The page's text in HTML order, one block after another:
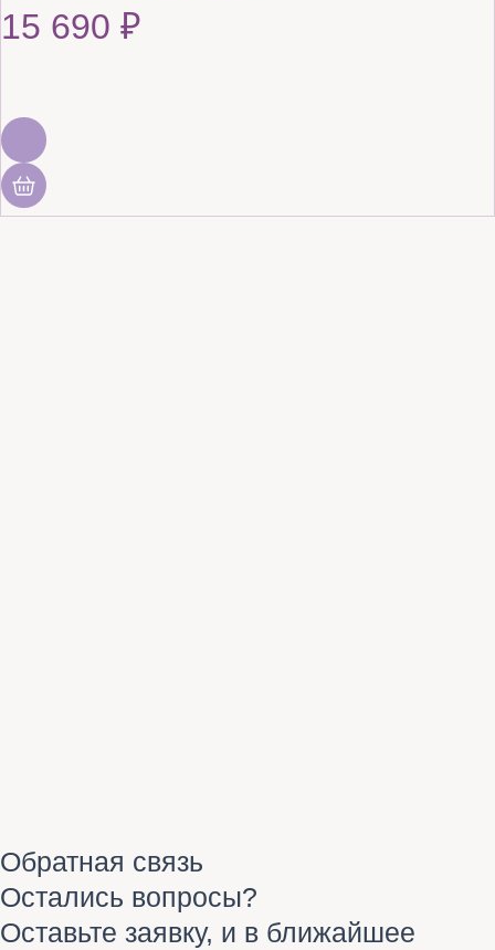
15 690 ₽
Обратная связь
Остались вопросы?
Оставьте заявку, и в ближайшее